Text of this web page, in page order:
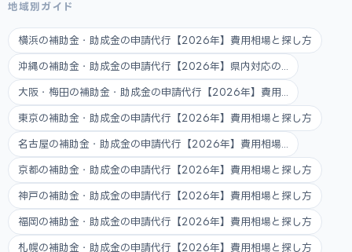
地域別ガイド
横浜の補助金・助成金の申請代行【2026年】費用相場と探し方
沖縄の補助金・助成金の申請代行【2026年】県内対応の...
大阪・梅田の補助金・助成金の申請代行【2026年】費用...
東京の補助金・助成金の申請代行【2026年】費用相場と探し方
名古屋の補助金・助成金の申請代行【2026年】費用相場...
京都の補助金・助成金の申請代行【2026年】費用相場と探し方
神戸の補助金・助成金の申請代行【2026年】費用相場と探し方
福岡の補助金・助成金の申請代行【2026年】費用相場と探し方
札幌の補助金・助成金の申請代行【2026年】費用相場と探し方